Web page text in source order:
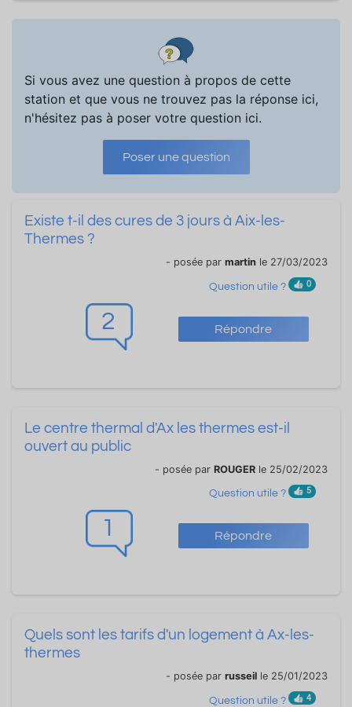
Si vous avez une question à propos de cette
station et que vous ne trouvez pas la réponse ici,
n'hésitez pas à poser votre question ici.
Poser une question
2 Répondre
Existe t-il des cures de 3 jours à Aix-les-
Thermes ?
- posée par martin le 27/03/2023
Question utile ? 0
1 Répondre
Le centre thermal d'Ax les thermes est-il
ouvert au public
- posée par ROUGER le 25/02/2023
Question utile ? 5
Quels sont les tarifs d'un logement à Ax-les-
thermes
- posée par russeil le 25/01/2023
Question utile ? 4